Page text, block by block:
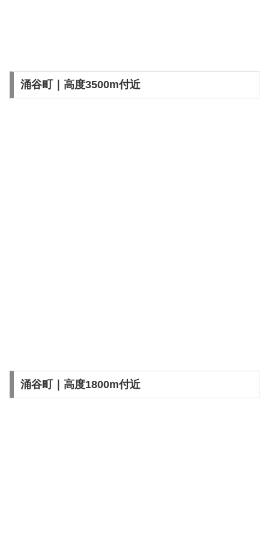
涌谷町｜高度3500m付近
涌谷町｜高度1800m付近